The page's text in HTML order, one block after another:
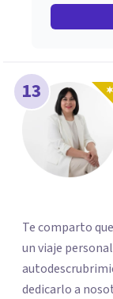
13
Te comparto
un viaje
dedicarlo a